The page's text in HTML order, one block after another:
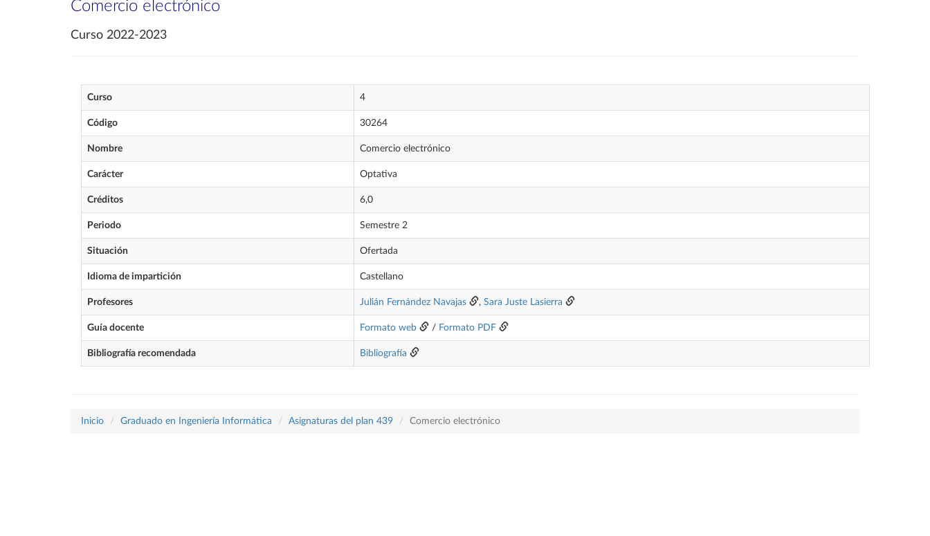
Comercio electrónico
Curso 2022-2023
Curso 4
Código 30264
Nombre Comercio electrónico
Carácter Optativa
Créditos 6,0
Periodo Semestre 2
Situación Ofertada
Idioma de impartición Castellano
Profesores Julián Fernández Navajas , Sara Juste Lasierra
Guía docente Formato web / Formato PDF
Bibliografía recomendada Bibliografía
Inicio Graduado en Ingeniería Informática Asignaturas del plan 439 Comercio electrónico